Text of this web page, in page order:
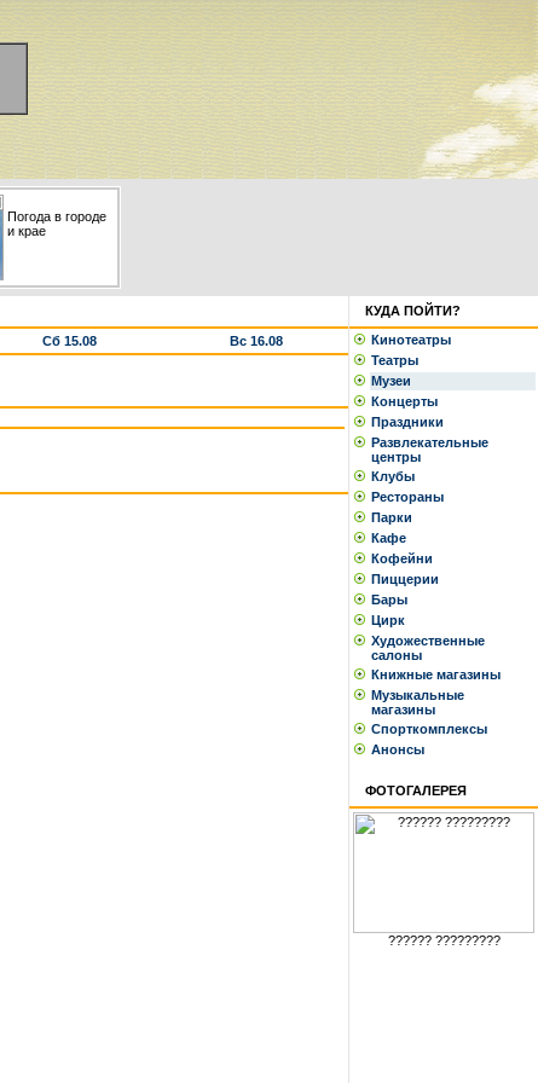
Погода в городе
и крае
Сб 15.08
Вс 16.08
КУДА ПОЙТИ?
Кинотеатры
Театры
Музеи
Концерты
Праздники
Развлекательные
центры
Клубы
Рестораны
Парки
Кафе
Кофейни
Пиццерии
Бары
Цирк
Художественные
салоны
Книжные магазины
Музыкальные
магазины
Спорткомплексы
Анонсы
ФОТОГАЛЕРЕЯ
?????? ?????????